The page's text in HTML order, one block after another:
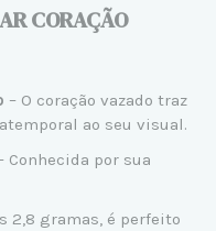
CORAÇÃO
– O coração vazado traz
ao seu visual.
Conhecida por sua
2,8 gramas, é perfeito